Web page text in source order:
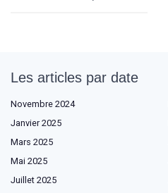
Les articles par date
Novembre 2024
Janvier 2025
Mars 2025
Mai 2025
Juillet 2025